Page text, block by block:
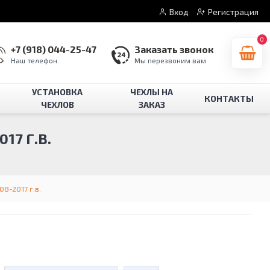
Вход Регистрация
+7 (918) 044-25-47
Наш телефон
Заказать звонок
Мы перезвоним вам
0
УСТАНОВКА
ЧЕХЛОВ
ЧЕХЛЫ НА
ЗАКАЗ
КОНТАКТЫ
2017 г.в.
Г.В.